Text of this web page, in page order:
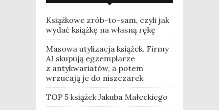
Książkowe zrób-to-sam, czyli jak
wydać książkę na własną rękę
Masowa utylizacja książek. Firmy
AI skupują egzemplarze
z antykwariatów, a potem
wrzucają je do niszczarek
TOP 5 książek Jakuba Małeckiego